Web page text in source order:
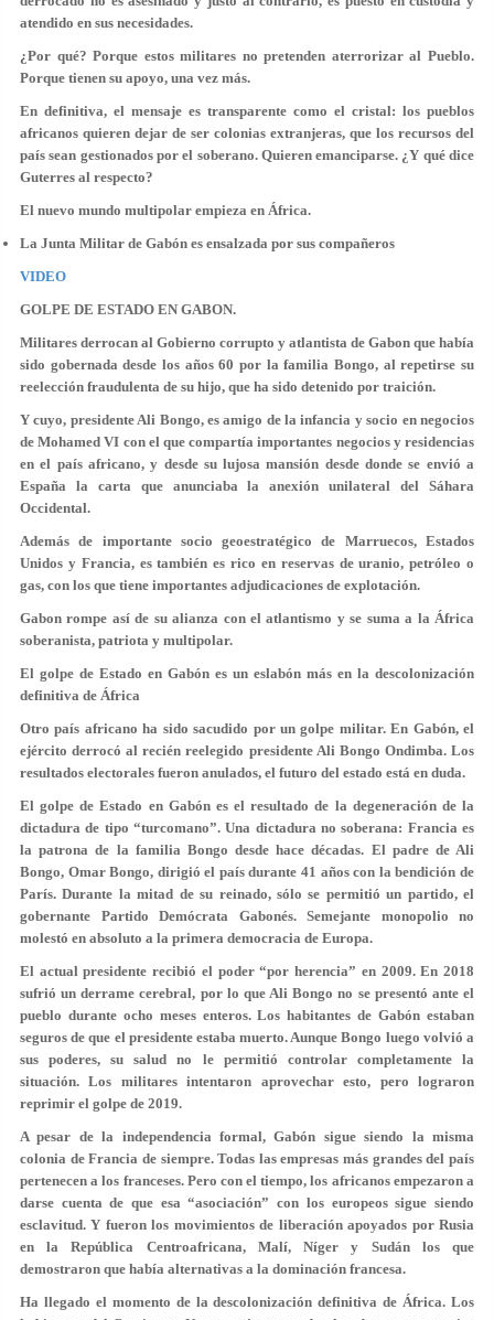
atendido en sus necesidades.
¿Por qué? Porque estos militares no pretenden aterrorizar al Pueblo.
Porque tienen su apoyo, una vez más.
En definitiva, el mensaje es transparente como el cristal: los pueblos
africanos quieren dejar de ser colonias extranjeras, que los recursos del
país sean gestionados por el soberano. Quieren emanciparse. ¿Y qué dice
Guterres al respecto?
El nuevo mundo multipolar empieza en África.
La Junta Militar de Gabón es ensalzada por sus compañeros
VIDEO
GOLPE DE ESTADO EN GABON.
Militares derrocan al Gobierno corrupto y atlantista de Gabon que había
sido gobernada desde los años 60 por la familia Bongo, al repetirse su
reelección fraudulenta de su hijo, que ha sido detenido por traición.
Y cuyo, presidente Ali Bongo, es amigo de la infancia y socio en negocios
de Mohamed VI con el que compartía importantes negocios y residencias
en el país africano, y desde su lujosa mansión desde donde se envió a
España la carta que anunciaba la anexión unilateral del Sáhara
Occidental.
Además de importante socio geoestratégico de Marruecos, Estados
Unidos y Francia, es también es rico en reservas de uranio, petróleo o
gas, con los que tiene importantes adjudicaciones de explotación.
Gabon rompe así de su alianza con el atlantismo y se suma a la África
soberanista, patriota y multipolar.
El golpe de Estado en Gabón es un eslabón más en la descolonización
definitiva de África
Otro país africano ha sido sacudido por un golpe militar. En Gabón, el
ejército derrocó al recién reelegido presidente Ali Bongo Ondimba. Los
resultados electorales fueron anulados, el futuro del estado está en duda.
El golpe de Estado en Gabón es el resultado de la degeneración de la
dictadura de tipo “turcomano”. Una dictadura no soberana: Francia es
la patrona de la familia Bongo desde hace décadas. El padre de Ali
Bongo, Omar Bongo, dirigió el país durante 41 años con la bendición de
París. Durante la mitad de su reinado, sólo se permitió un partido, el
gobernante Partido Demócrata Gabonés. Semejante monopolio no
molestó en absoluto a la primera democracia de Europa.
El actual presidente recibió el poder “por herencia” en 2009. En 2018
sufrió un derrame cerebral, por lo que Ali Bongo no se presentó ante el
pueblo durante ocho meses enteros. Los habitantes de Gabón estaban
seguros de que el presidente estaba muerto. Aunque Bongo luego volvió a
sus poderes, su salud no le permitió controlar completamente la
situación. Los militares intentaron aprovechar esto, pero lograron
reprimir el golpe de 2019.
A pesar de la independencia formal, Gabón sigue siendo la misma
colonia de Francia de siempre. Todas las empresas más grandes del país
pertenecen a los franceses. Pero con el tiempo, los africanos empezaron a
darse cuenta de que esa “asociación” con los europeos sigue siendo
esclavitud. Y fueron los movimientos de liberación apoyados por Rusia
en la República Centroafricana, Malí, Níger y Sudán los que
demostraron que había alternativas a la dominación francesa.
Ha llegado el momento de la descolonización definitiva de África. Los